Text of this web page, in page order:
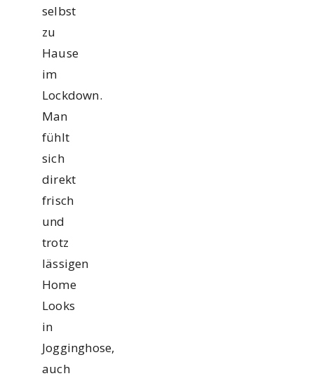
selbst
zu
Hause
im
Lockdown.
Man
fühlt
sich
direkt
frisch
und
trotz
lässigen
Home
Looks
in
Jogginghose,
auch